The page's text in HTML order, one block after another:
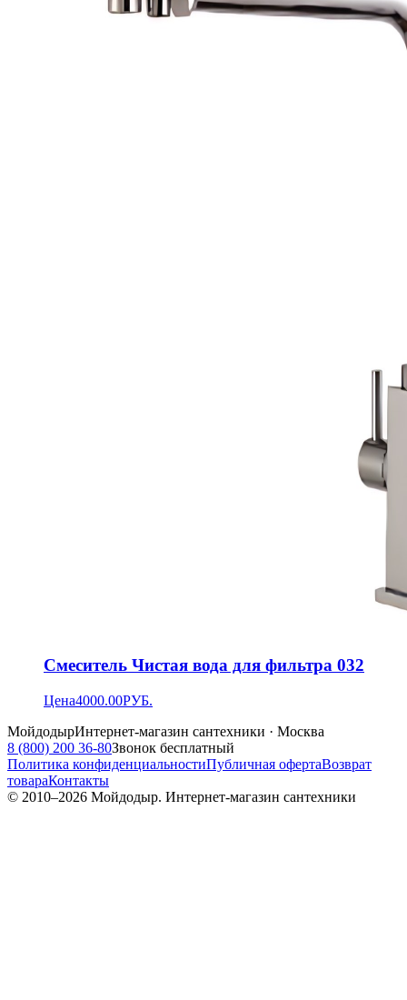
Смеситель Чистая вода для фильтра 032
Цена4000.00РУБ.
МойдодырИнтернет-магазин сантехники · Москва
8 (800) 200 36-80Звонок бесплатный
Политика конфиденциальностиПубличная офертаВозврат
товараКонтакты
© 2010–2026 Мойдодыр. Интернет-магазин сантехники